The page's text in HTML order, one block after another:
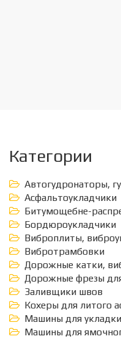
Категории
Автогудронаторы,
Асфальтоукладчики
Битумощебне-
Бордюроукладчики
Виброплиты,
Вибротрамбовки
Дорожные катки,
Дорожные фрезы
Заливщики швов
Кохеры для литого
Машины для
Машины для